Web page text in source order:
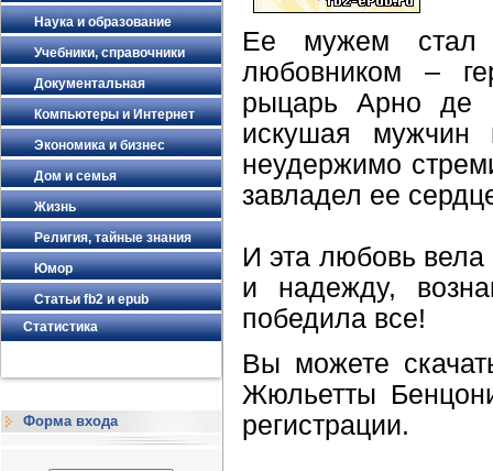
Наука и образование
Учебники, справочники
Документальная
Компьютеры и Интернет
Экономика и бизнес
Дом и семья
Жизнь
Религия, тайные знания
Юмор
Статьи fb2 и epub
Статистика
Форма входа
Ее мужем стал
любовником –
рыцарь Арно де
искушая мужчин
неудержимо
завладел ее
И эта любовь
и надежду,
победила все!
Вы можете
Жюльетты
регистрации.